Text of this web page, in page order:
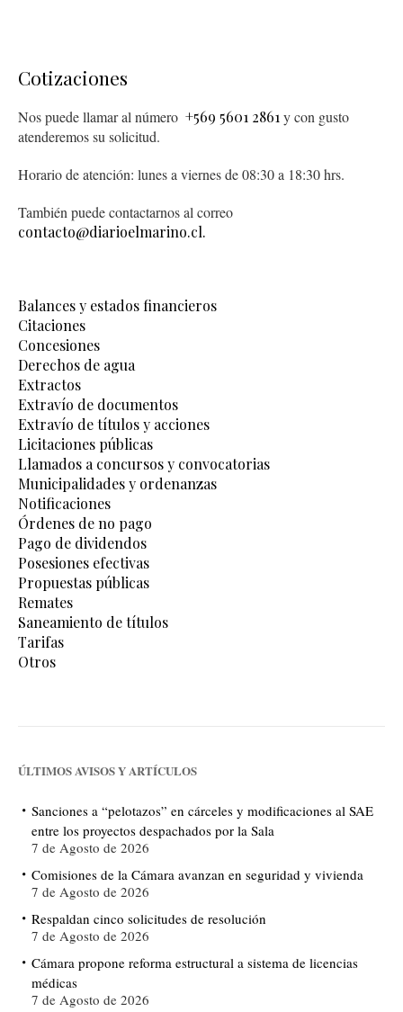
Cotizaciones
Nos puede llamar al número +569 5601 2861y con gusto
atenderemos su solicitud.
Horario de atención: lunes a viernes de 08:30 a 18:30 hrs.
También puede contactarnos al correo
contacto@diarioelmarino.cl.
Balances y estados financieros
Citaciones
Concesiones
Derechos de agua
Extractos
Extravío de documentos
Extravío de títulos y acciones
Licitaciones públicas
Llamados a concursos y convocatorias
Municipalidades y ordenanzas
Notificaciones
Órdenes de no pago
Pago de dividendos
Posesiones efectivas
Propuestas públicas
Remates
Saneamiento de títulos
Tarifas
Otros
ÚLTIMOS AVISOS Y ARTÍCULOS
Sanciones a “pelotazos” en cárceles y modificaciones al SAE
entre los proyectos despachados por la Sala
7 de Agosto de 2026
Comisiones de la Cámara avanzan en seguridad y vivienda
7 de Agosto de 2026
Respaldan cinco solicitudes de resolución
7 de Agosto de 2026
Cámara propone reforma estructural a sistema de licencias
médicas
7 de Agosto de 2026